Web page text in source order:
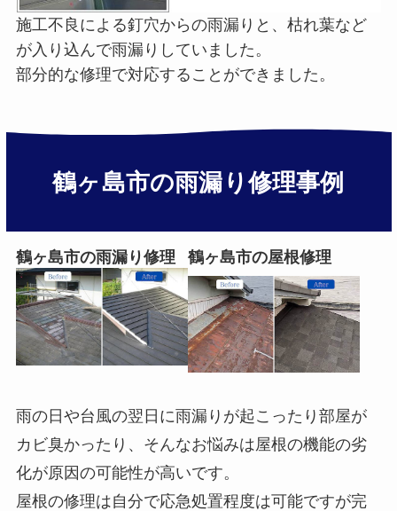
施工不良による釘穴からの雨漏りと、枯れ葉など
が入り込んで雨漏りしていました。
部分的な修理で対応することができました。
鶴ヶ島市の雨漏り修理事例
鶴ヶ島市の雨漏り修理 鶴ヶ島市の屋根修理
雨の日や台風の翌日に雨漏りが起こったり部屋が
カビ臭かったり、そんなお悩みは屋根の機能の劣
化が原因の可能性が高いです。
屋根の修理は自分で応急処置程度は可能ですが完